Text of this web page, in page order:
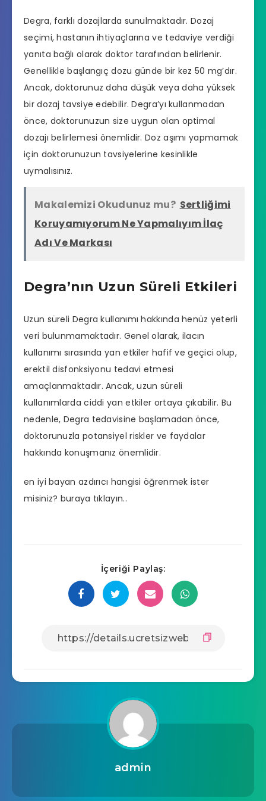
Degra, farklı dozajlarda sunulmaktadır. Dozaj
seçimi, hastanın ihtiyaçlarına ve tedaviye verdiği
yanıta bağlı olarak doktor tarafından belirlenir.
Genellikle başlangıç dozu günde bir kez 50 mg’dır.
Ancak, doktorunuz daha düşük veya daha yüksek
bir dozaj tavsiye edebilir. Degra’yı kullanmadan
önce, doktorunuzun size uygun olan optimal
dozajı belirlemesi önemlidir. Doz aşımı yapmamak
için doktorunuzun tavsiyelerine kesinlikle
uymalısınız.
Makalemizi Okudunuz mu? Sertliğimi
Koruyamıyorum Ne Yapmalıyım İlaç
Adı Ve Markası
Degra’nın Uzun Süreli Etkileri
Uzun süreli Degra kullanımı hakkında henüz yeterli
veri bulunmamaktadır. Genel olarak, ilacın
kullanımı sırasında yan etkiler hafif ve geçici olup,
erektil disfonksiyonu tedavi etmesi
amaçlanmaktadır. Ancak, uzun süreli
kullanımlarda ciddi yan etkiler ortaya çıkabilir. Bu
nedenle, Degra tedavisine başlamadan önce,
doktorunuzla potansiyel riskler ve faydalar
hakkında konuşmanız önemlidir.
en iyi bayan azdırıcı hangisi öğrenmek ister
misiniz? buraya tıklayın..
İçeriği Paylaş:
admin